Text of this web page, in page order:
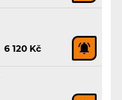
6 120 Kč